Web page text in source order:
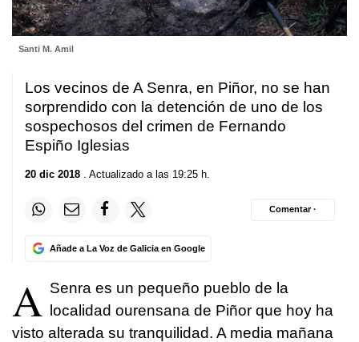
Santi M. Amil
Los vecinos de A Senra, en Piñor, no se han
sorprendido con la detención de uno de los
sospechosos del crimen de Fernando
Espiño Iglesias
20 dic 2018 . Actualizado a las 19:25 h.
Añade a La Voz de Galicia en Google
Comentar ·
A Senra es un pequeño pueblo de la
localidad ourensana de Piñor que hoy ha
visto alterada su tranquilidad. A media mañana